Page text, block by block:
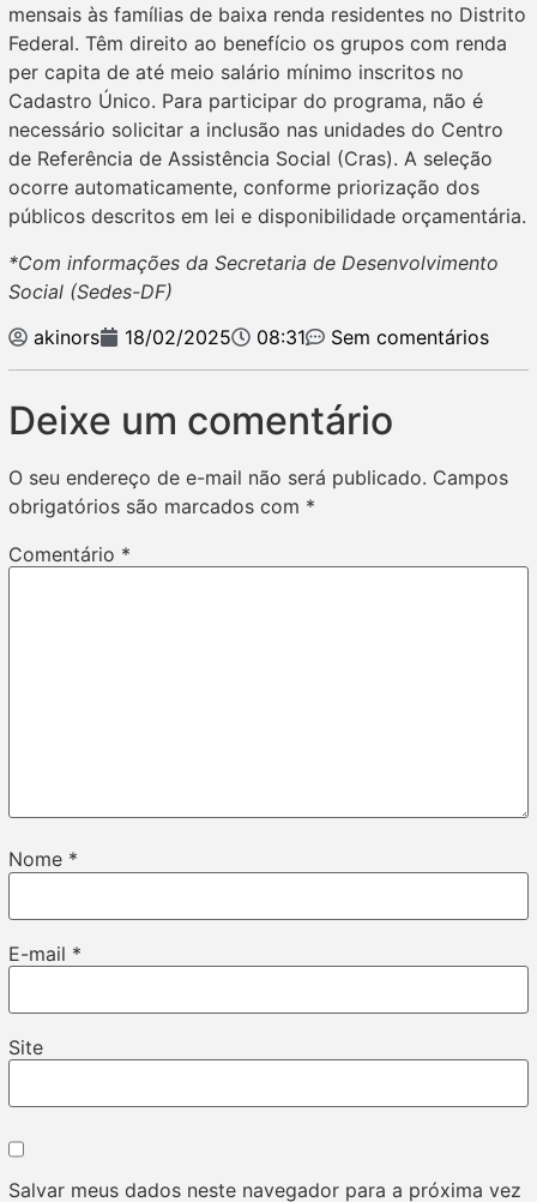
mensais às famílias de baixa renda residentes no Distrito
Federal. Têm direito ao benefício os grupos com renda
per capita de até meio salário mínimo inscritos no
Cadastro Único. Para participar do programa, não é
necessário solicitar a inclusão nas unidades do Centro
de Referência de Assistência Social (Cras). A seleção
ocorre automaticamente, conforme priorização dos
públicos descritos em lei e disponibilidade orçamentária.
*Com informações da Secretaria de Desenvolvimento
Social (Sedes-DF)
akinors
18/02/2025 08:31 Sem comentários
Deixe um comentário
O seu endereço de e-mail não será publicado. Campos
obrigatórios são marcados com *
Comentário *
Nome *
E-mail *
Site
Salvar meus dados neste navegador para a próxima vez